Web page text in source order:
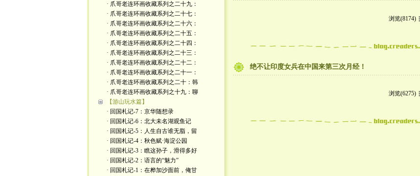
· 爪哥老连环画收藏系列之二十九：
· 爪哥老连环画收藏系列之二十七：
· 爪哥老连环画收藏系列之二十六：
· 爪哥老连环画收藏系列之二十五：
· 爪哥老连环画收藏系列之二十四：
· 爪哥老连环画收藏系列之二十三：
· 爪哥老连环画收藏系列之二十二：
· 爪哥老连环画收藏系列之二十一：
· 爪哥老连环画收藏系列之二十：韩
· 爪哥老连环画收藏系列之十九：聊
【游山玩水篇】
· 回国札记-7：京华随想录
· 回国札记-6：北大未名湖观鱼记
· 回国札记-5：人生自古谁无脂，留
· 回国札记-4：秋色赋·海淀公园
· 回国札记-3：瞧这孙子，滑得多好
· 回国札记-2：语言的“魅力”
· 回国札记-1：在桦加沙面前，俺甘
浏览(8174)
绝不让印度女兵在中国来第三次月经！
浏览(6275)